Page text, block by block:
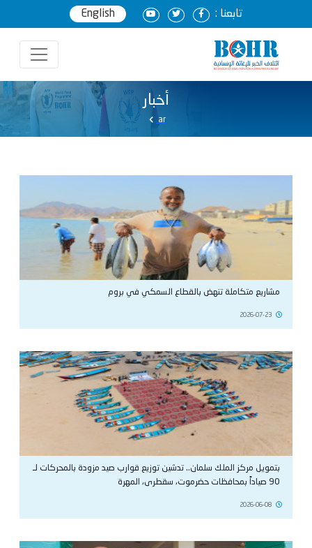
تابعنا : English
أخبار
ar
مشاريع متكاملة تنهض بالقطاع السمكي في بروم
2026-07-23
بتمويل مركز الملك سلمان.. تدشين توزيع قوارب صيد مزودة بالمحركات لـ
90 صياداً بمحافظات حضرموت، سقطرى، المهرة
2026-06-08